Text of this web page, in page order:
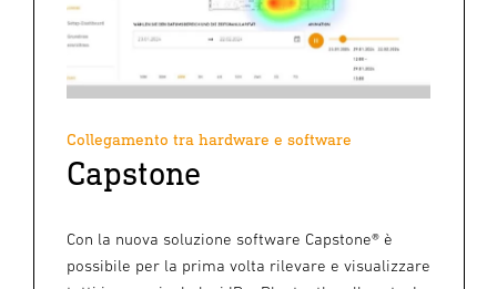
Collegamento tra hardware e software
Capstone
Con la nuova soluzione software Capstone® è
possibile per la prima volta rilevare e visualizzare